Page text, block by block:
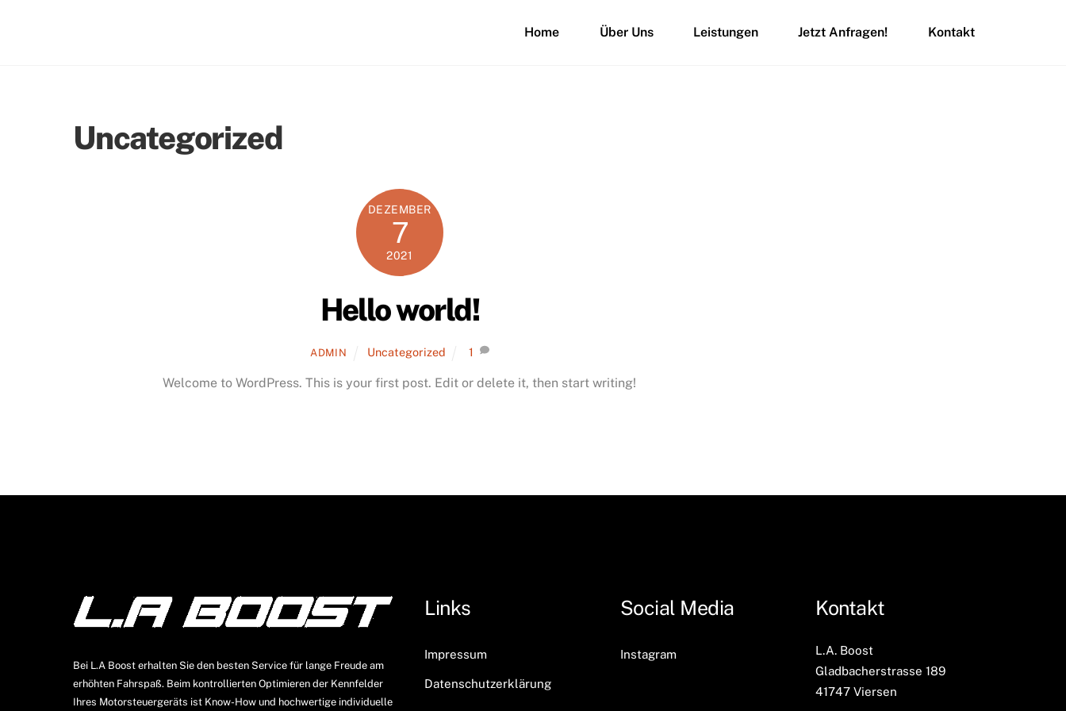
Home Über Uns Leistungen Jetzt Anfragen! Kontakt
Uncategorized
DEZEMBER
7
2021
Hello world!
ADMIN Uncategorized 1
Welcome to WordPress. This is your first post. Edit or delete it, then start writing!
Bei L.A Boost erhalten Sie den besten Service für lange Freude am
erhöhten Fahrspaß. Beim kontrollierten Optimieren der Kennfelder
Ihres Motorsteuergeräts ist Know-How und hochwertige individuelle
Links
Impressum
Datenschutzerklärung
Social Media
Instagram
Kontakt
L.A. Boost
Gladbacherstrasse 189
41747 Viersen